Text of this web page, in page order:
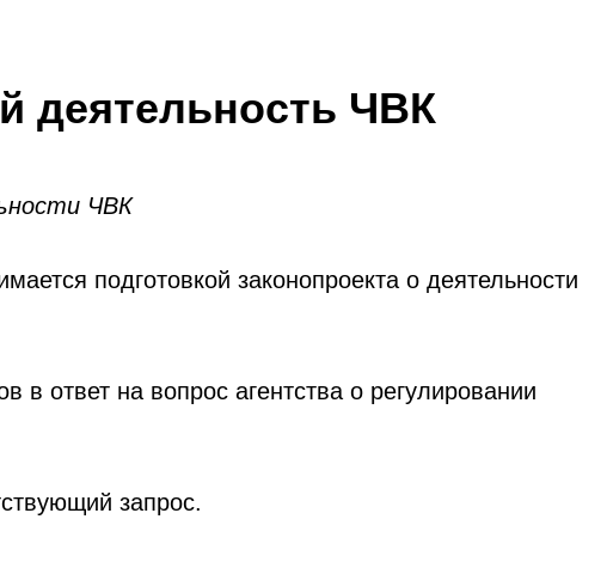
деятельность ЧВК
ЧВК
подготовкой законопроекта о деятельности
ответ на вопрос агентства о регулировании
запрос.